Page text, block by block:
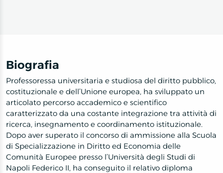
Biografia
Professoressa universitaria e studiosa del diritto pubblico,
costituzionale e dell’Unione europea, ha sviluppato un
articolato percorso accademico e scientifico
caratterizzato da una costante integrazione tra attività di
ricerca, insegnamento e coordinamento istituzionale.
Dopo aver superato il concorso di ammissione alla Scuola
di Specializzazione in Diritto ed Economia delle
Comunità Europee presso l’Università degli Studi di
Napoli Federico II, ha conseguito il relativo diploma